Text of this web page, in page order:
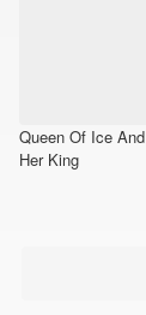
Queen Of Ice And
Her King